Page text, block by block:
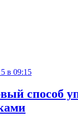
в 09:15
способ